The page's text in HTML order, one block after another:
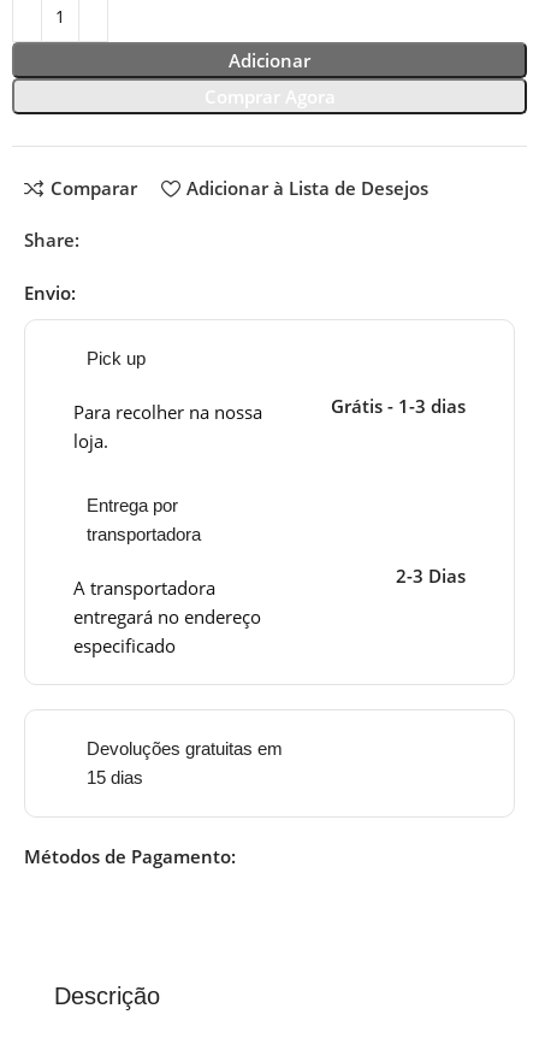
Adicionar
Comparar Adicionar à Lista de Desejos
Share:
Envio:
Pick up
Para recolher na nossa
loja.
Grátis - 1-3 dias
Entrega por
transportadora
A transportadora
entregará no endereço
especificado
2-3 Dias
Devoluções gratuitas em
15 dias
Métodos de Pagamento:
Descrição